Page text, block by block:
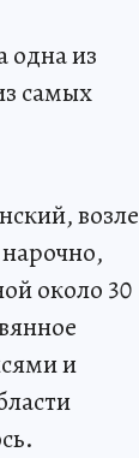
одна из
самых
возле
около 30
и